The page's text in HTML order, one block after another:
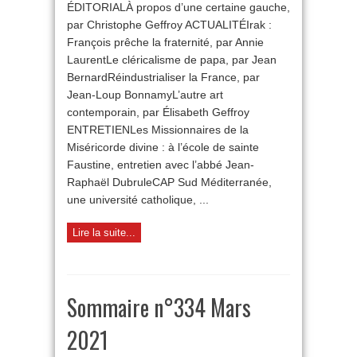
ÉDITORIALÀ propos d’une certaine gauche,
par Christophe Geffroy ACTUALITÉIrak :
François prêche la fraternité, par Annie
LaurentLe cléricalisme de papa, par Jean
BernardRéindustrialiser la France, par
Jean-Loup BonnamyL’autre art
contemporain, par Élisabeth Geffroy
ENTRETIENLes Missionnaires de la
Miséricorde divine : à l’école de sainte
Faustine, entretien avec l’abbé Jean-
Raphaël DubruleCAP Sud Méditerranée,
une université catholique, ...
Lire la suite...
Sommaire n°334 Mars
2021